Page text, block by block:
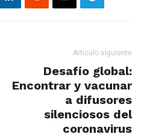
Artículo siguiente
Desafío global:
Encontrar y vacunar
a difusores
silenciosos del
coronavirus